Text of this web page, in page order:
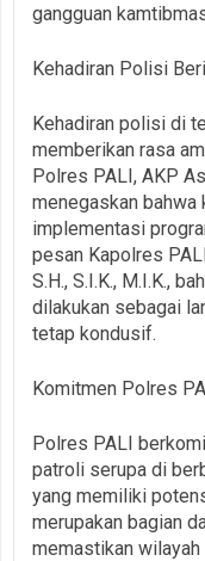
gangguan
Kehadiran Polisi
Kehadiran polisi di
memberikan rasa
Polres PALI, AKP
menegaskan bahwa
implementasi
pesan Kapolres
S.H., S.I.K., M.I.K.,
dilakukan sebagai
tetap kondusif.
Komitmen Polres
Polres PALI
patroli serupa di
yang memiliki
merupakan bagian
memastikan